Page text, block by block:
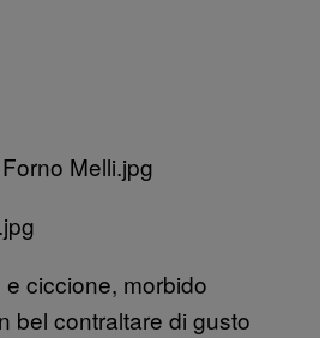
ciccione, morbido
bel contraltare di gusto